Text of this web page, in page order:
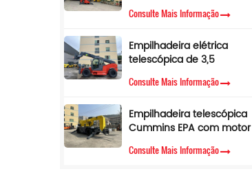
empilhadeira telescópica
condicionado
Consulte Mais Informação
Empilhadeira elétrica
telescópica de 3,5
Consulte Mais Informação
Empilhadeira telescópica
Cummins EPA com motor
de 3,5 toneladas e 7 m,
Consulte Mais Informação